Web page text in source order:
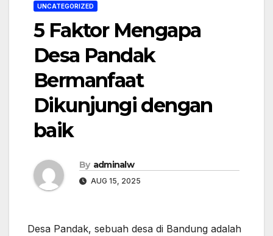
UNCATEGORIZED
5 Faktor Mengapa
Desa Pandak
Bermanfaat
Dikunjungi dengan
baik
By adminalw
AUG 15, 2025
Desa Pandak, sebuah desa di Bandung adalah